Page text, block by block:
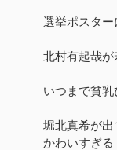
選挙ポスタ
北村有起哉が
いつまで貧
堀北真希が出
かわいすぎる